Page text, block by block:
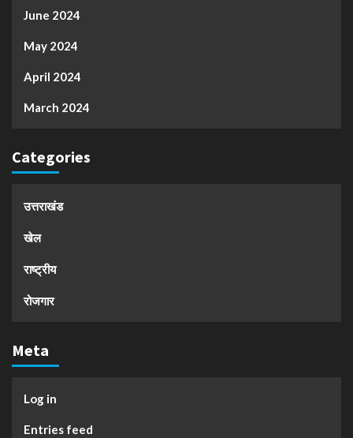
June 2024
May 2024
April 2024
March 2024
Categories
उत्तराखंड
खेल
राष्ट्रीय
रोजगार
Meta
Log in
Entries feed